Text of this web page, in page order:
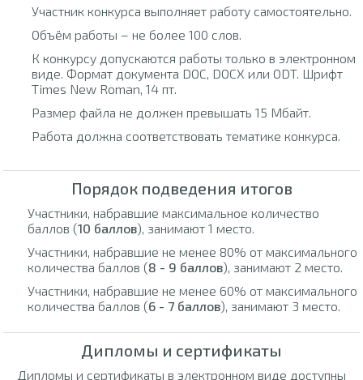
Участник конкурса выполняет работу самостоятельно.
Объём работы – не более 100 слов.
К конкурсу допускаются работы только в электронном
виде. Формат документа DOC, DOCX или ODT. Шрифт
Times New Roman, 14 пт.
Размер файла не должен превышать 15 Мбайт.
Работа должна соответствовать тематике конкурса.
Порядок подведения итогов
Участники, набравшие максимальное количество
баллов (10 баллов), занимают 1 место.
Участники, набравшие не менее 80% от максимального
количества баллов (8 - 9 баллов), занимают 2 место.
Участники, набравшие не менее 60% от максимального
количества баллов (6 - 7 баллов), занимают 3 место.
Дипломы и сертификаты
Дипломы и сертификаты в электронном виде доступны